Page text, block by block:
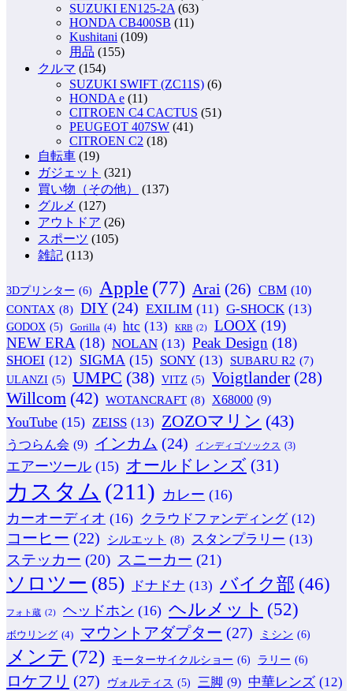
SUZUKI EN125-2A(63)
HONDA CB400SB (11)
Kushitani (109)
用品 (155)
クルマ (154)
SUZUKI SWIFT (ZC11S) (6)
HONDA e (11)
CITROEN C4 CACTUS (51)
PEUGEOT 407SW (41)
CITROEN C2 (18)
自転車 (19)
ガジェット (321)
買い物（その他）
(137)
グルメ (127)
アウトドア (26)
スポーツ (105)
雑記 (113)
3Dプリンター (6) Apple (77) Arai (26) CBM (10)
CONTAX (8) DIY (24) EXILIM (11) G-SHOCK (13)
GODOX (5) Gorilla (4) htc (13) KRB (2) LOOX (19)
NEW ERA (18) NOLAN (13) Peak Design (18)
SHOEI (12) SIGMA (15) SONY (13) SUBARU R2 (7)
ULANZI (5) UMPC (38) VITZ (5) Voigtlander (28)
Willcom (42) WOTANCRAFT (8) X68000 (9)
YouTube (15) ZEISS (13) ZOZOマリン (43)
うつらん会 (9) インカム (24) インディゴソックス (3)
エアーツール (15) オールドレンズ (31)
カスタム (211) カレー (16)
カーオーディオ (16) クラウドファンディング (12)
コーヒー (22) シルエット (8) スタンプラリー (13)
ステッカー (20) スニーカー (21)
ソロツー (85) ドナドナ (13) バイク部 (46)
フォト蔵 (2) ヘッドホン (16) ヘルメット (52)
ボウリング (4) マウントアダプター (27) ミシン (6)
メンテ (72) モーターサイクルショー (6) ラリー (6)
ロケフリ (27) ヴォルティス (5) 三脚 (9) 中華レンズ (12)